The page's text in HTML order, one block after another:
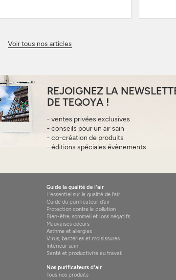
Voir tous nos articles
REJOIGNEZ LA
DE TEQOYA !
- ventes privées exclusives
- conseils pour un air sain
- co-création de produits
- éditions spéciales évènements
Guide la qualité de l'air
L'essentiel sur la qualité de l'air
Guide du purificateur d'air
Protection contre la pollution
Bien-être, sommeil et ions négatifs
Mauvaises odeurs
Asthme et allergies
Virus, bactéries et moisissures
Intérieur sain
Santé et productivité au travail
Nos purificateurs d'air
Tous nos produits